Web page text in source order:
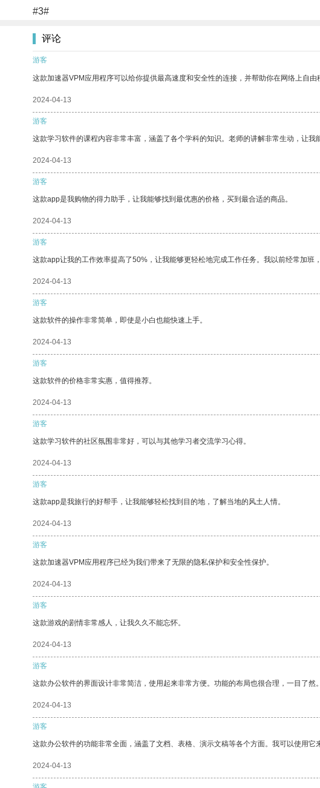
#3#
评论
游客
这款加速器VPM应用程序可以给你提供最高速度和安全性的连接，并帮助你在网络上自由
2024-04-13
游客
这款学习软件的课程内容非常丰富，涵盖了各个学科的知识。老师的讲解非常生动，让我
2024-04-13
游客
这款app是我购物的得力助手，让我能够找到最优惠的价格，买到最合适的商品。
2024-04-13
游客
这款app让我的工作效率提高了50%，让我能够更轻松地完成工作任务。我以前经常加班
2024-04-13
游客
这款软件的操作非常简单，即使是小白也能快速上手。
2024-04-13
游客
这款软件的价格非常实惠，值得推荐。
2024-04-13
游客
这款学习软件的社区氛围非常好，可以与其他学习者交流学习心得。
2024-04-13
游客
这款app是我旅行的好帮手，让我能够轻松找到目的地，了解当地的风土人情。
2024-04-13
游客
这款加速器VPM应用程序已经为我们带来了无限的隐私保护和安全性保护。
2024-04-13
游客
这款游戏的剧情非常感人，让我久久不能忘怀。
2024-04-13
游客
这款办公软件的界面设计非常简洁，使用起来非常方便。功能的布局也很合理，一目了然。
2024-04-13
游客
这款办公软件的功能非常全面，涵盖了文档、表格、演示文稿等各个方面。我可以使用它
2024-04-13